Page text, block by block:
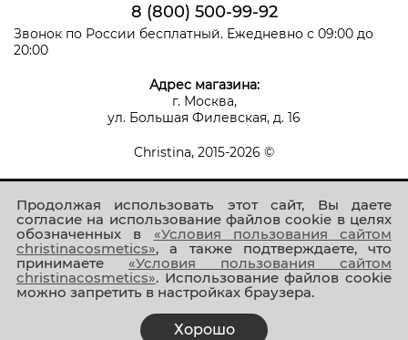
Продолжая использовать этот сайт, Вы даете
согласие на использование файлов cookie в целях
обозначенных в «Условия пользования сайтом
christinacosmetics», а также подтверждаете, что
принимаете «Условия пользования сайтом
christinacosmetics». Использование файлов cookie
можно запретить в настройках браузера.
Хорошо
8 (800) 500-99-92
Звонок по России бесплатный. Ежедневно с 09:00 до
20:00
Адрес магазина:
г. Москва,
ул. Большая Филевская, д. 16
Christina, 2015-2026 ©
Присоединяйтесь к нам!